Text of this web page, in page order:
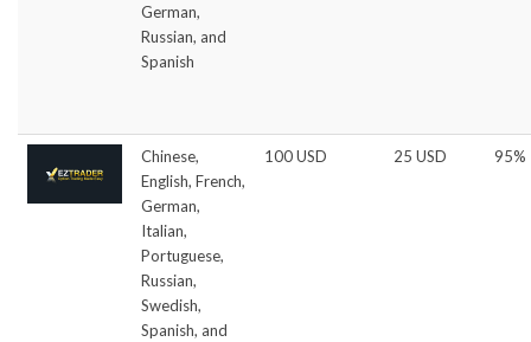
German,
Russian, and
Spanish
Chinese,
English, French,
German,
Italian,
Portuguese,
Russian,
Swedish,
Spanish, and
100 USD 25 USD 95%